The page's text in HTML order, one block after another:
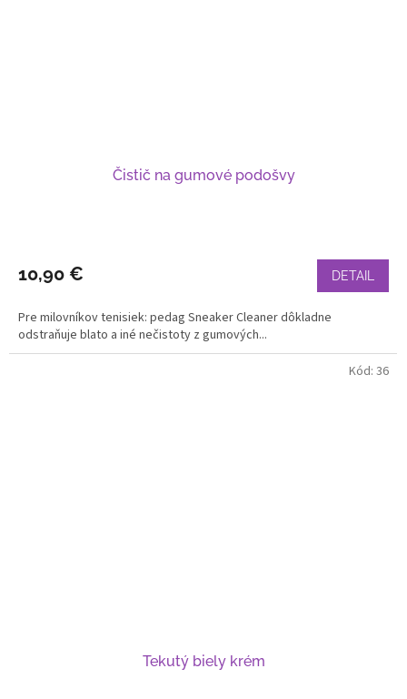
Čistič na gumové podošvy
10,90 € DETAIL
Pre milovníkov tenisiek: pedag Sneaker Cleaner dôkladne
odstraňuje blato a iné nečistoty z gumových...
Tekutý biely krém
Kód: 36